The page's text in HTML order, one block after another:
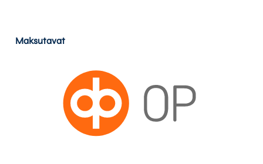
Maksutavat